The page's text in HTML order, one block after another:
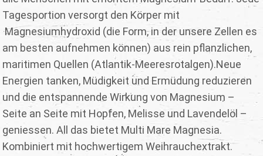
Tagesportion versorgt den Körper mit
Magnesiumhydroxid (die Form, in der unsere Zellen es
am besten aufnehmen können) aus rein pflanzlichen,
maritimen Quellen (Atlantik-Meeresrotalgen).Neue
Energien tanken, Müdigkeit und Ermüdung reduzieren
und die entspannende Wirkung von Magnesium –
Seite an Seite mit Hopfen, Melisse und Lavendelöl –
geniessen. All das bietet Multi Mare Magnesia.
Kombiniert mit hochwertigem Weihrauchextrakt.